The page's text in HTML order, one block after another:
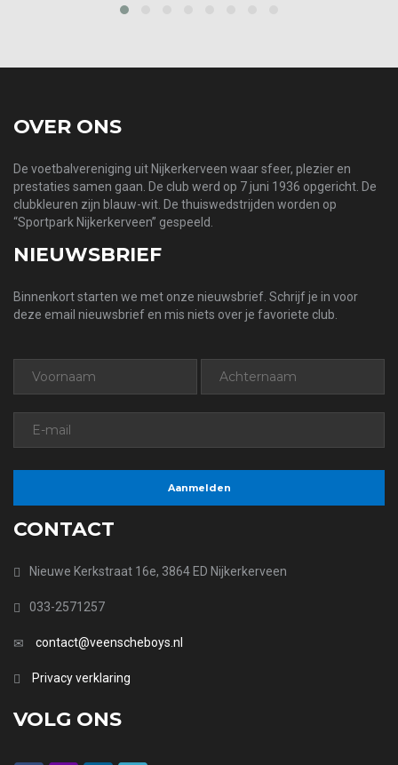
OVER ONS
De voetbalvereniging uit Nijkerkerveen waar sfeer, plezier en
prestaties samen gaan. De club werd op 7 juni 1936 opgericht. De
clubkleuren zijn blauw-wit. De thuiswedstrijden worden op
“Sportpark Nijkerkerveen” gespeeld.
NIEUWSBRIEF
Binnenkort starten we met onze nieuwsbrief. Schrijf je in voor
deze email nieuwsbrief en mis niets over je favoriete club.
CONTACT
Nieuwe Kerkstraat 16e, 3864 ED Nijkerkerveen
033-2571257
contact@veenscheboys.nl
Privacy verklaring
VOLG ONS